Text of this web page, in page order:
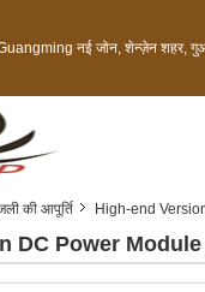
नई जोन, शेन्ज़ेन शहर,
की आपूर्ति High-end
DC Power